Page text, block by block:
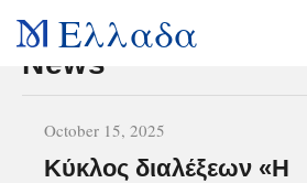
Ελλαδα
News
October 15, 2025
Kύκλος διαλέξεων «Η